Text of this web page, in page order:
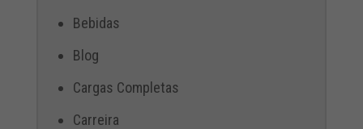
Bebidas
Blog
Cargas Completas
Carreira